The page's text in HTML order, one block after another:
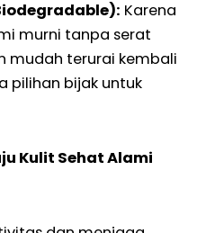
Karena
murni tanpa serat
mudah terurai kembali
pilihan bijak untuk
Kulit Sehat Alami